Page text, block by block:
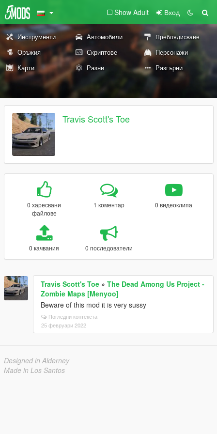
Show Adult Вход
Инструменти Автомобили Пребоядисване
Оръжия Скриптове
Персонажи
Карти
Разни Разгърни
Travis Scott's Toe
0 харесвани
файлове
1 коментар 0 видеоклипа
0 качвания 0 последователи
Travis Scott's Toe » The Dead Among Us Project -
Zombie Maps [Menyoo]
Beware of this mod it is very sussy
Погледни контекста
25 февруари 2022
Designed in Alderney
Made in Los Santos